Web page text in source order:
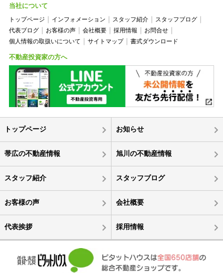
当社について
トップページ インフォメーション スタッフ紹介
スタッフブログ
代表ブログ
お客様の声 会社概要 採用情報
お問合せ
個人情報の取扱いについて
サイトマップ 書式ダウンロード
不動産投資家の方へ
トップページ お知らせ
帯広の不動産情報 旭川の不動産情報
スタッフ紹介 スタッフブログ
お客様の声 会社概要
代表挨拶 採用情報